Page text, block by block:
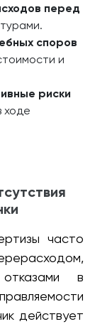
перед
споров
и
риски
ходе
часто
в
действует